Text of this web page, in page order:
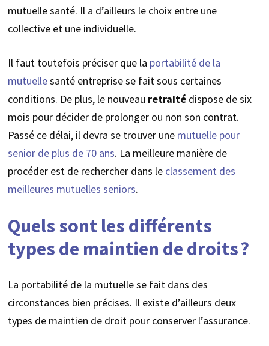
mutuelle santé. Il a d’ailleurs le choix entre une
collective et une individuelle.
Il faut toutefois préciser que la portabilité de la
mutuellesanté entreprise se fait sous certaines
conditions. De plus, le nouveau retraité dispose de six
mois pour décider de prolonger ou non son contrat.
Passé ce délai, il devra se trouver une mutuelle pour
senior de plus de 70 ans. La meilleure manière de
procéder est de rechercher dans le classement des
meilleures mutuelles seniors.
Quels sont les différents
types de maintien de droits ?
La portabilité de la mutuelle se fait dans des
circonstances bien précises. Il existe d’ailleurs deux
types de maintien de droit pour conserver l’assurance.